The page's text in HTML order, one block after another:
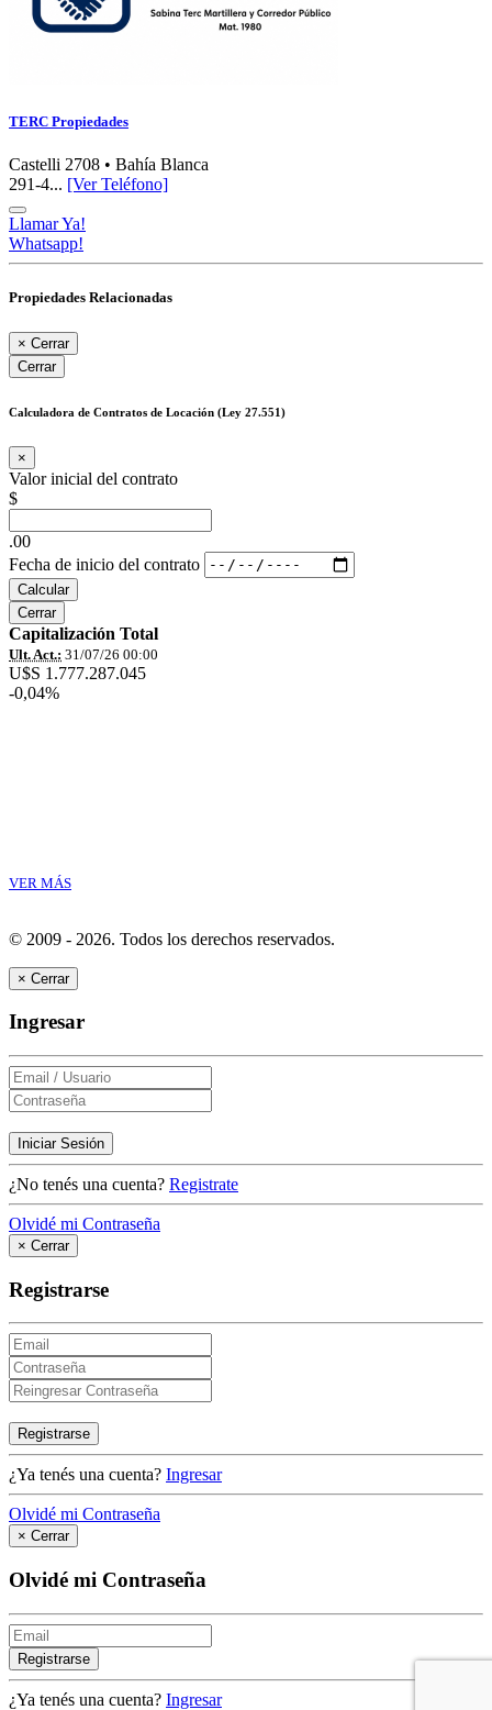
TERC Propiedades
Castelli 2708 • Bahía Blanca
291-4... [Ver Teléfono]
Llamar Ya!
Whatsapp!
Propiedades Relacionadas
× Cerrar
Cerrar
Calculadora de Contratos de Locación (Ley 27.551)
×
Valor inicial del contrato
$
.00
Fecha de inicio del contrato
Calcular
Cerrar
Capitalización Total
Ult. Act.: 31/07/26 00:00
U$S 1.777.287.045
-0,04%
VER MÁS
© 2009 - 2026. Todos los derechos reservados.
× Cerrar
Ingresar
Iniciar Sesión
¿No tenés una cuenta? Registrate
Olvidé mi Contraseña
× Cerrar
Registrarse
Registrarse
¿Ya tenés una cuenta? Ingresar
Olvidé mi Contraseña
× Cerrar
Olvidé mi Contraseña
Registrarse
¿Ya tenés una cuenta? Ingresar